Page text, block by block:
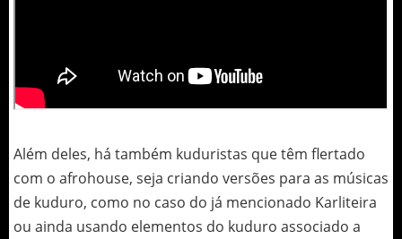
Além deles, há também kuduristas que têm flertado
com o afrohouse, seja criando versões para as músicas
de kuduro, como no caso do já mencionado Karliteira
ou ainda usando elementos do kuduro associado a